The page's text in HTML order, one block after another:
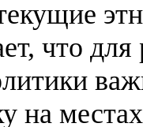
что
на